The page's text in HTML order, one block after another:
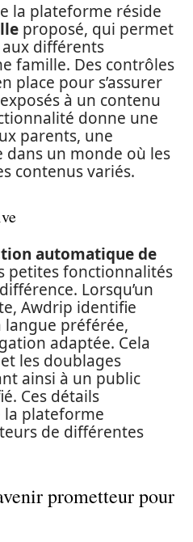
la plateforme réside
proposé, qui permet
aux différents
famille. Des contrôles
place pour s’assurer
à un contenu
donne une
parents, une
dans un monde où les
contenus variés.
automatique de
petites fonctionnalités
Lorsqu’un
Awdrip identifie
préférée,
adaptée. Cela
les doublages
ainsi à un public
Ces détails
plateforme
de différentes
prometteur pour